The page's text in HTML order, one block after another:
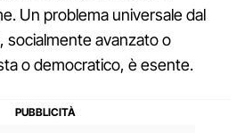
Un problema universale dal
socialmente avanzato o
o democratico, è esente.